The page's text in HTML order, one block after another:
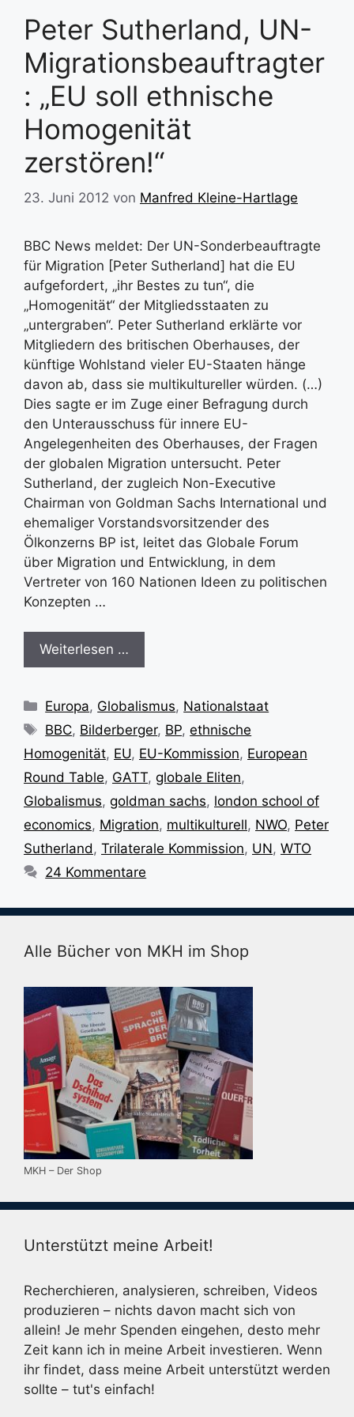
Peter Sutherland, UN-
Migrationsbeauftragter
: „EU soll ethnische
Homogenität
zerstören!“
23. Juni 2012 von Manfred Kleine-Hartlage
BBC News meldet: Der UN-Sonderbeauftragte
für Migration [Peter Sutherland] hat die EU
aufgefordert, „ihr Bestes zu tun“, die
„Homogenität“ der Mitgliedsstaaten zu
„untergraben“. Peter Sutherland erklärte vor
Mitgliedern des britischen Oberhauses, der
künftige Wohlstand vieler EU-Staaten hänge
davon ab, dass sie multikultureller würden. (…)
Dies sagte er im Zuge einer Befragung durch
den Unterausschuss für innere EU-
Angelegenheiten des Oberhauses, der Fragen
der globalen Migration untersucht. Peter
Sutherland, der zugleich Non-Executive
Chairman von Goldman Sachs International und
ehemaliger Vorstandsvorsitzender des
Ölkonzerns BP ist, leitet das Globale Forum
über Migration und Entwicklung, in dem
Vertreter von 160 Nationen Ideen zu politischen
Konzepten …
Weiterlesen …
Kategorien
Europa, Globalismus, Nationalstaat
Schlagwörter
BBC, Bilderberger, BP,ethnische
Homogenität, EU, EU-Kommission, European
Round Table, GATT, globale Eliten,
Globalismus, goldman sachs, london school of
economics, Migration, multikulturell, NWO, Peter
Sutherland, Trilaterale Kommission, UN, WTO
24 Kommentare
Alle Bücher von MKH im Shop
MKH – Der Shop
Unterstützt meine Arbeit!
Recherchieren, analysieren, schreiben, Videos
produzieren – nichts davon macht sich von
allein! Je mehr Spenden eingehen, desto mehr
Zeit kann ich in meine Arbeit investieren. Wenn
ihr findet, dass meine Arbeit unterstützt werden
sollte – tut's einfach!